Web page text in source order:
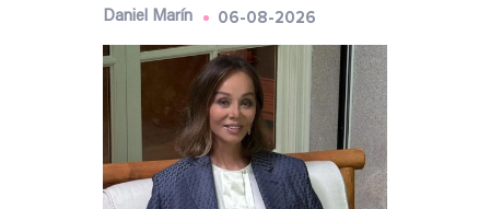
Daniel Marín 06-08-2026